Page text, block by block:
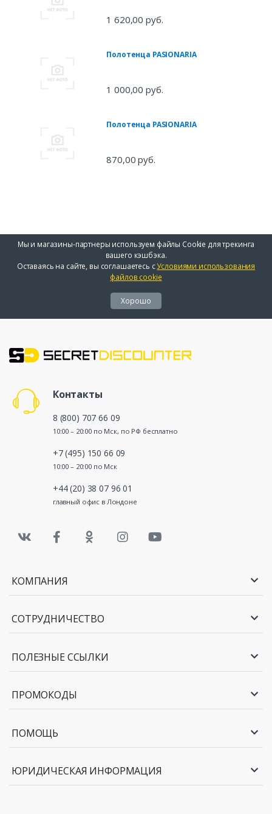
1 620,00 руб.
Полотенца PASIONARIA
1 000,00 руб.
Полотенца PASIONARIA
870,00 руб.
Мы и магазины-партнеры используем файлы Cookie для трекинга
вашего кэшбэка.
Оставаясь на сайте, вы соглашаетесь сУсловиями использования
файлов cookie
Хорошо
Контакты
8 (800) 707 66 09
10:00 – 20:00 по Мск, по РФ бесплатно
+7 (495) 150 66 09
10:00 – 20:00 по Мск
+44 (20) 38 07 96 01
главный офис в Лондоне
КОМПАНИЯ
СОТРУДНИЧЕСТВО
ПОЛЕЗНЫЕ ССЫЛКИ
ПРОМОКОДЫ
ПОМОЩЬ
ЮРИДИЧЕСКАЯ ИНФОРМАЦИЯ